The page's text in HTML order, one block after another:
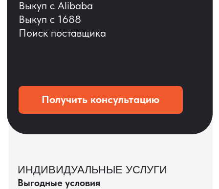
ОСТАВЬТЕ ЗАЯВКУ
Мы вернёмся с расчётом и фото после
технической проверки
Оставить заявку
КЕЙС ПАО «РОСТЕЛЕКОМ»